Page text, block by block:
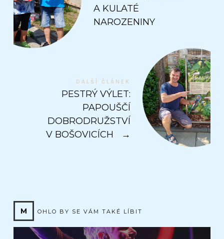
A KULATÉ
NAROZENINY
DALŠÍ ČLÁNEK
PESTRÝ VÝLET:
PAPOUŠČÍ
DOBRODRUŽSTVÍ
V BOŠOVICÍCH
→
M OHLO BY SE VÁM TAKÉ LÍBIT